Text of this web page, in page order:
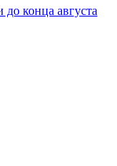
конца августа